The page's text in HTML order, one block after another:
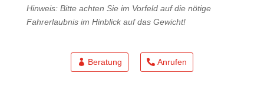
Hinweis: Bitte achten Sie im Vorfeld auf die nötige
Fahrerlaubnis im Hinblick auf das Gewicht!
Beratung Anrufen